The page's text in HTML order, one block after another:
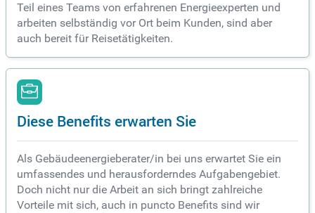
Teil eines Teams von erfahrenen Energieexperten und
arbeiten selbständig vor Ort beim Kunden, sind aber
auch bereit für Reisetätigkeiten.
Diese Benefits erwarten Sie
Als Gebäudeenergieberater/in bei uns erwartet Sie ein
umfassendes und herausforderndes Aufgabengebiet.
Doch nicht nur die Arbeit an sich bringt zahlreiche
Vorteile mit sich, auch in puncto Benefits sind wir